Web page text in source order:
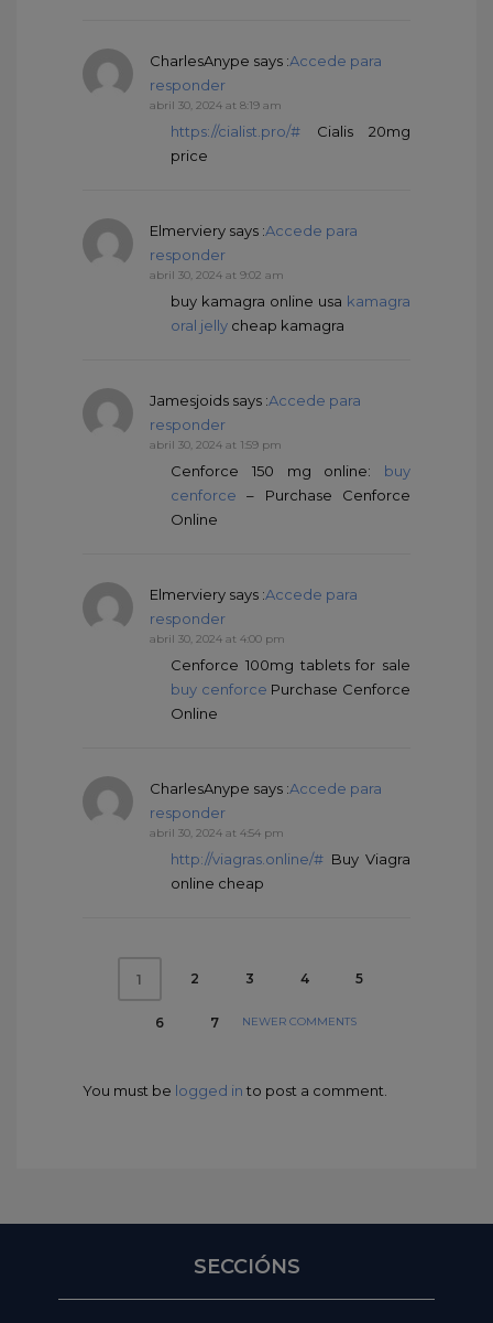
CharlesAnype says :Accede para
responder
abril 30, 2024 at 8:19 am
https://cialist.pro/# Cialis 20mg
price
Elmerviery says :Accede para
responder
abril 30, 2024 at 9:02 am
buy kamagra online usa kamagra
oral jelly cheap kamagra
Jamesjoids says :Accede para
responder
abril 30, 2024 at 1:59 pm
Cenforce 150 mg online: buy
cenforce – Purchase Cenforce
Online
Elmerviery says :Accede para
responder
abril 30, 2024 at 4:00 pm
Cenforce 100mg tablets for sale
buy cenforce Purchase Cenforce
Online
CharlesAnype says :Accede para
responder
abril 30, 2024 at 4:54 pm
http://viagras.online/# Buy Viagra
online cheap
1 2 3 4 5
6 7 NEWER COMMENTS
You must be logged in to post a comment.
SECCIÓNS